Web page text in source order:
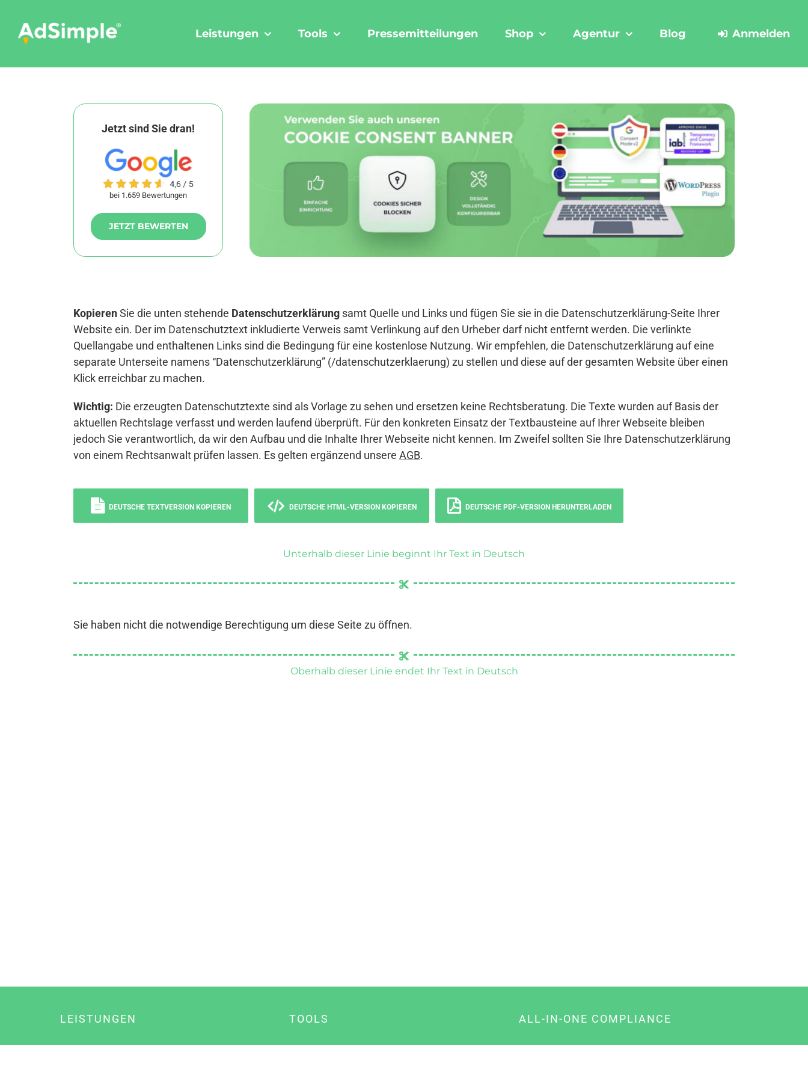
content
Leistungen Tools Pressemitteilungen Shop Agentur Blog Anmelden
Jetzt sind Sie dran!
bei 1.659 Bewertungen
JETZT BEWERTEN
KopierenSie die unten stehende Datenschutzerklärung samt Quelle und Links und fügen Sie sie in die Datenschutzerklärung-Seite Ihrer
Website ein. Der im Datenschutztext inkludierte Verweis samt Verlinkung auf den Urheber darf nicht entfernt werden. Die verlinkte
Quellangabe und enthaltenen Links sind die Bedingung für eine kostenlose Nutzung. Wir empfehlen, die Datenschutzerklärung auf eine
separate Unterseite namens “Datenschutzerklärung” (/datenschutzerklaerung) zu stellen und diese auf der gesamten Website über einen
Klick erreichbar zu machen.
Wichtig: Die erzeugten Datenschutztexte sind als Vorlage zu sehen und ersetzen keine Rechtsberatung. Die Texte wurden auf Basis der
aktuellen Rechtslage verfasst und werden laufend überprüft. Für den konkreten Einsatz der Textbausteine auf Ihrer Webseite bleiben
jedoch Sie verantwortlich, da wir den Aufbau und die Inhalte Ihrer Webseite nicht kennen. Im Zweifel sollten Sie Ihre Datenschutzerklärung
von einem Rechtsanwalt prüfen lassen. Es gelten ergänzend unsere AGB.
DEUTSCHE TEXTVERSION KOPIEREN DEUTSCHE HTML-VERSION KOPIEREN DEUTSCHE PDF-VERSION HERUNTERLADEN
Unterhalb dieser Linie beginnt Ihr Text in Deutsch
Sie haben nicht die notwendige Berechtigung um diese Seite zu öffnen.
Oberhalb dieser Linie endet Ihr Text in Deutsch
LEISTUNGEN TOOLS ALL-IN-ONE COMPLIANCE